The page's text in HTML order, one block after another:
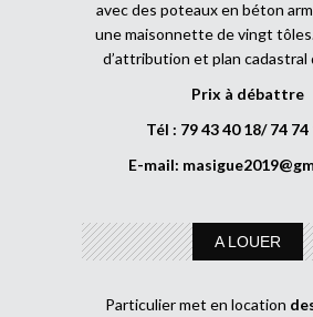
avec des poteaux en béton
une maisonnette de vingt
d’attribution et plan cadastral
Prix à débattre
Tél : 79 43 40 18/ 74 74
E-mail:
A LOUER
Particulier met en location